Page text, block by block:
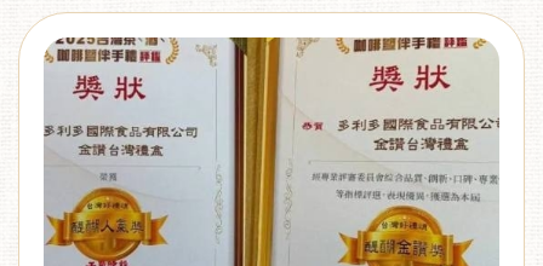
壓力，有效提升農產品附加價值，打造農業端與消費
端共好的永續循環